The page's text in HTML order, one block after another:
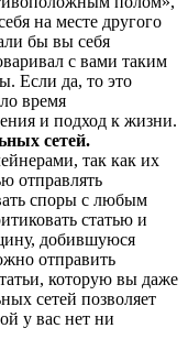
на месте другого
бы вы себя
с вами таким
Если да, то это
время
и подход к жизни.
сетей.
так как их
отправлять
споры с любым
статью и
добившуюся
отправить
которую вы даже
сетей позволяет
у вас нет ни